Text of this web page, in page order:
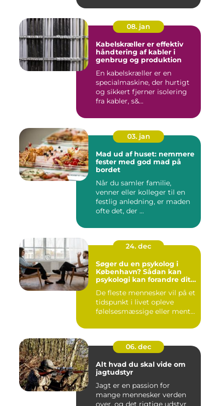
08. jan
Kabelskræller er effektiv
håndtering af kabler i
genbrug og produktion
En kabelskræller er en
specialmaskine, der hurtigt
og sikkert fjerner isolering
fra kabler, s&...
03. jan
Mad ud af huset: nemmere
fester med god mad på
bordet
Når du samler familie,
venner eller kolleger til en
festlig anledning, er maden
ofte det, der ...
24. dec
Søger du en psykolog i
København? Sådan kan
psykologi kan forandre dit
De fleste mennesker vil på et
tidspunkt i livet opleve
følelsesmæssige eller ment...
06. dec
Alt hvad du skal vide om
jagtudstyr
Jagt er en passion for
mange mennesker verden
over, og det rigtige udstyr